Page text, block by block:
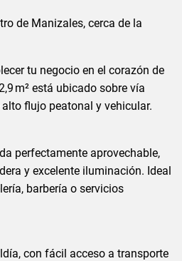
de Manizales, cerca de la
tu negocio en el corazón de
m² está ubicado sobre vía
flujo peatonal y vehicular.
perfectamente aprovechable,
y excelente iluminación. Ideal
barbería o servicios
con fácil acceso a transporte